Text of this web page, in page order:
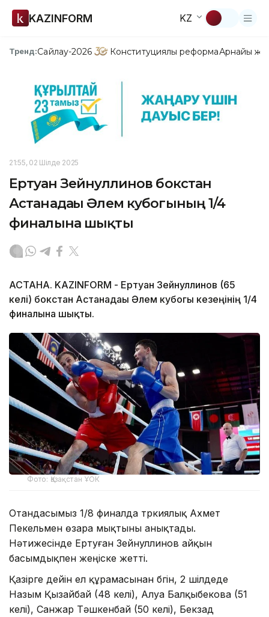
KAZINFORM KZ
Тренд:Сайлау-2026 Конституциялық реформаАрнайы
21:55, 02 Шілде 2025
Ертуған Зейнуллинов бокстан
Астанадағы Әлем кубогының 1/4
финалына шықты
АСТАНА. KAZINFORM - Ертуған Зейнуллинов (65
келі) бокстан Астанадағы Әлем кубогы кезеңінің 1/4
финалына шықты.
Фото: Қазақстан ҰОК
Отандасымыз 1/8 финалда түркиялық Ахмет
Пекельмен өзара мықтыны анықтады.
Нәтижесінде Ертуған Зейнуллинов айқын
басымдықпен жеңіске жетті.
Қазірге дейін ел құрамасынан бүгін, 2 шілдеде
Назым Қызайбай (48 келі), Алуа Балқыбекова (51
келі), Санжар Тәшкенбай (50 келі), Бекзад